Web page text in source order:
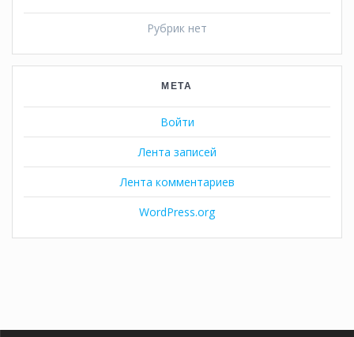
Рубрик нет
МЕТА
Войти
Лента записей
Лента комментариев
WordPress.org